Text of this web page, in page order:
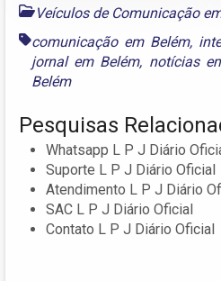
Veículos de Comunicação
comunicação em Belém,
jornal em Belém, notícias
Belém
Pesquisas
Whatsapp L P J Diário
Suporte L P J Diário Oficial
Atendimento L P J Diário
SAC L P J Diário Oficial
Contato L P J Diário Oficial